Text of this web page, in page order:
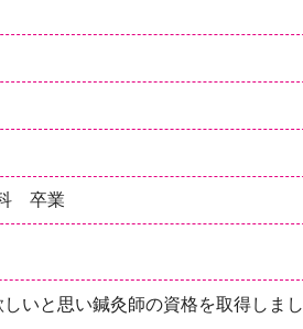
卒業
いと思い鍼灸師の資格を取得しまし